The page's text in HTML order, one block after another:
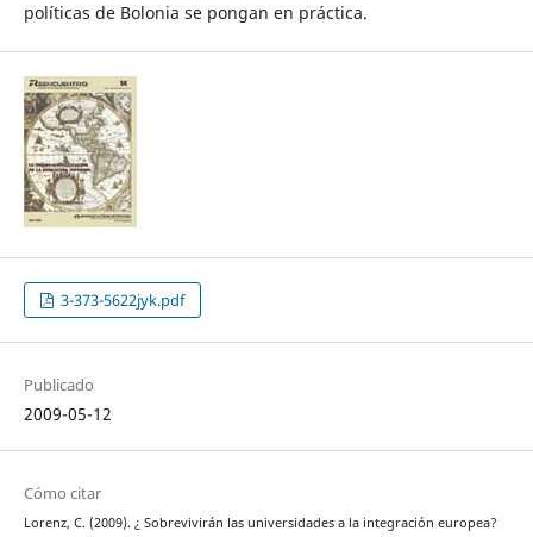
políticas de Bolonia se pongan en práctica.
3-373-5622jyk.pdf
Publicado
2009-05-12
Cómo citar
Lorenz, C. (2009). ¿ Sobrevivirán las universidades a la integración europea?